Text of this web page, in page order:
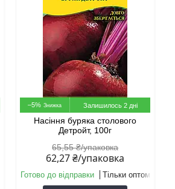
–5% Залишилось 2 дні
Насіння буряка столового
Детройт, 100г
65,55 ₴/упаковка
62,27 ₴/упаковка
Готово до відправки Тільки оптом